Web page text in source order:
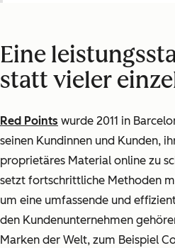
Eine
statt vieler
Red Points wurde 2011 in
seinen Kundinnen und Kunden,
proprietäres Material online zu
setzt fortschrittliche Methoden
um eine umfassende und
den Kundenunternehmen
Marken der Welt, zum Beispiel